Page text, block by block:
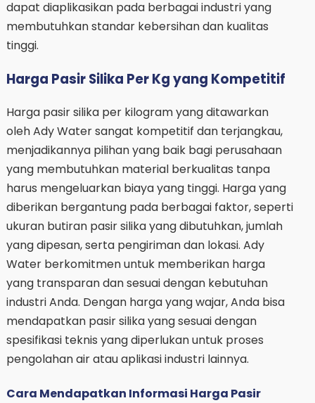
dapat diaplikasikan pada berbagai industri yang
membutuhkan standar kebersihan dan kualitas
tinggi.
Harga Pasir Silika Per Kg yang Kompetitif
Harga pasir silika per kilogram yang ditawarkan
oleh Ady Water sangat kompetitif dan terjangkau,
menjadikannya pilihan yang baik bagi perusahaan
yang membutuhkan material berkualitas tanpa
harus mengeluarkan biaya yang tinggi. Harga yang
diberikan bergantung pada berbagai faktor, seperti
ukuran butiran pasir silika yang dibutuhkan, jumlah
yang dipesan, serta pengiriman dan lokasi. Ady
Water berkomitmen untuk memberikan harga
yang transparan dan sesuai dengan kebutuhan
industri Anda. Dengan harga yang wajar, Anda bisa
mendapatkan pasir silika yang sesuai dengan
spesifikasi teknis yang diperlukan untuk proses
pengolahan air atau aplikasi industri lainnya.
Cara Mendapatkan Informasi Harga Pasir